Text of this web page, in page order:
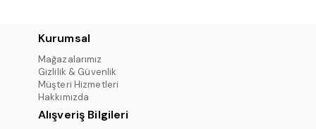
Kurumsal
Mağazalarımız
Gizlilik & Güvenlik
Müşteri Hizmetleri
Hakkımızda
Alışveriş Bilgileri